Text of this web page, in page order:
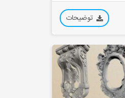
توضیحات